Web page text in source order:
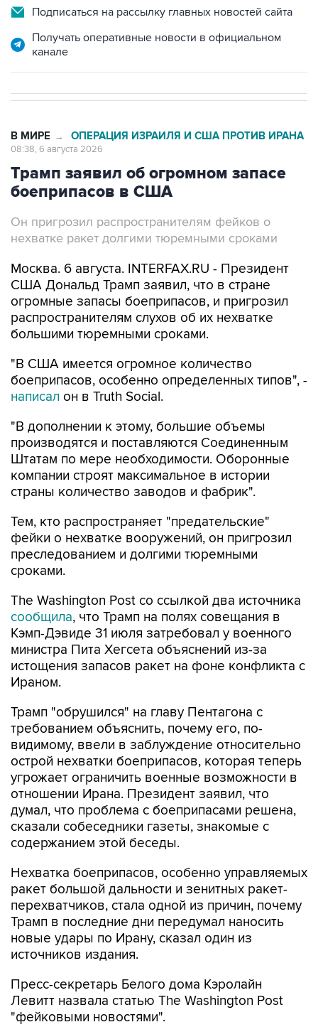
Подписаться на рассылку главных новостей сайта
Получать оперативные новости в официальном
канале
В МИРЕ → ОПЕРАЦИЯ ИЗРАИЛЯ И США ПРОТИВ ИРАНА
08:38, 6 августа 2026
Трамп заявил об огромном запасе
боеприпасов в США
Он пригрозил распространителям фейков о
нехватке ракет долгими тюремными сроками
Москва. 6 августа. INTERFAX.RU - Президент
США Дональд Трамп заявил, что в стране
огромные запасы боеприпасов, и пригрозил
распространителям слухов об их нехватке
большими тюремными сроками.
"В США имеется огромное количество
боеприпасов, особенно определенных типов", -
написал он в Truth Social.
"В дополнении к этому, большие объемы
производятся и поставляются Соединенным
Штатам по мере необходимости. Оборонные
компании строят максимальное в истории
страны количество заводов и фабрик".
Тем, кто распространяет "предательские"
фейки о нехватке вооружений, он пригрозил
преследованием и долгими тюремными
сроками.
The Washington Post со ссылкой два источника
сообщила, что Трамп на полях совещания в
Кэмп-Дэвиде 31 июля затребовал у военного
министра Пита Хегсета объяснений из-за
истощения запасов ракет на фоне конфликта с
Ираном.
Трамп "обрушился" на главу Пентагона с
требованием объяснить, почему его, по-
видимому, ввели в заблуждение относительно
острой нехватки боеприпасов, которая теперь
угрожает ограничить военные возможности в
отношении Ирана. Президент заявил, что
думал, что проблема с боеприпасами решена,
сказали собеседники газеты, знакомые с
содержанием этой беседы.
Нехватка боеприпасов, особенно управляемых
ракет большой дальности и зенитных ракет-
перехватчиков, стала одной из причин, почему
Трамп в последние дни передумал наносить
новые удары по Ирану, сказал один из
источников издания.
Пресс-секретарь Белого дома Кэролайн
Левитт назвала статью The Washington Post
"фейковыми новостями".